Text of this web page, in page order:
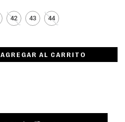
42 43 44
AGREGAR AL CARRITO